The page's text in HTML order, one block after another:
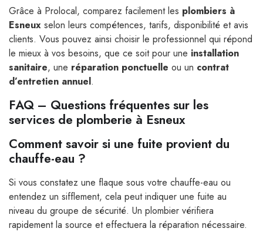
Grâce à Prolocal, comparez facilement les plombiers à
Esneux selon leurs compétences, tarifs, disponibilité et avis
clients. Vous pouvez ainsi choisir le professionnel qui répond
le mieux à vos besoins, que ce soit pour une installation
sanitaire, une réparation ponctuelle ou un contrat
d’entretien annuel.
FAQ – Questions fréquentes sur les
services de plomberie à Esneux
Comment savoir si une fuite provient du
chauffe-eau ?
Si vous constatez une flaque sous votre chauffe-eau ou
entendez un sifflement, cela peut indiquer une fuite au
niveau du groupe de sécurité. Un plombier vérifiera
rapidement la source et effectuera la réparation nécessaire.